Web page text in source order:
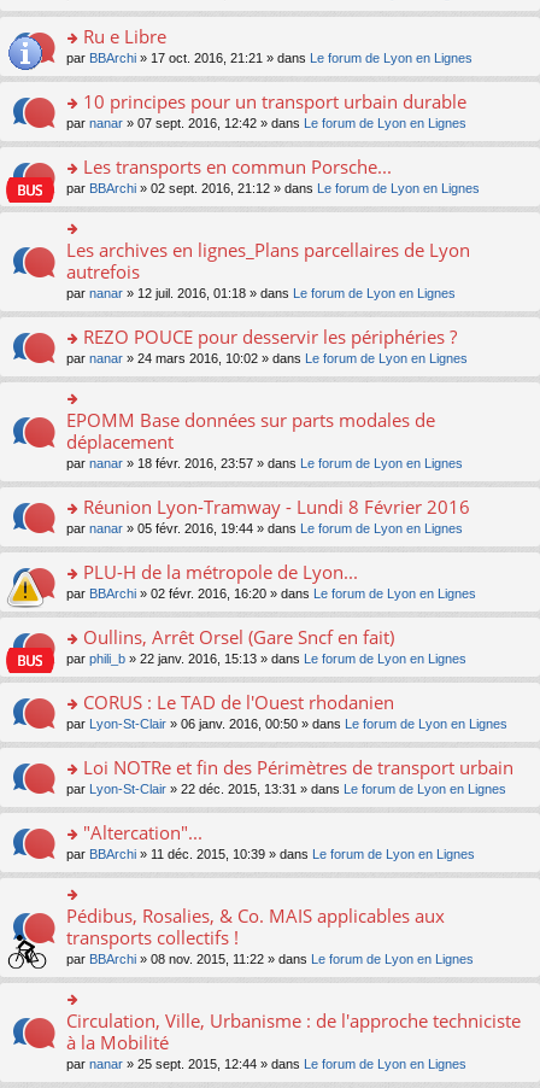
e
nt
u
ré
c
e
nt
n
le
pl
u
ré
c
e
nt
e
n
n
le
pl
u
ré
c
e
nt
a
g
e
n
n
le
pl
u
s
ré
c
e
nt
le
m
e
a
g
e
n
n
le
pl
u
s
e
nt
n
ult
er
le
m
e
a
g
e
n
o
lu
le
pl
u
s
c
nt
o
n
ult
er
le
m
e
s
g
e
n
o
lu
le
pl
u
s
ré
e
Ru e Libre
par BBArchi » 17 oct. 2016, 21:21 » dans Le forum de Lyon en Lignes
o
n
ult
er
le
m
s
a
e
n
o
n
lu
le
pl
u
s
ré
e
10 principes pour un transport urbain durable
par nanar » 07 sept. 2016, 12:42 » dans Le forum de Lyon en Lignes
o
n
s
ult
er
le
m
e
s
a
e
n
o
n
pl
u
s
ré
e
Les transports en commun Porsche...
par BBArchi » 02 sept. 2016, 21:12 » dans Le forum de Lyon en Lignes
n
ult
er
le
m
e
s
s
a
g
e
n
o
lu
le
pl
u
s
c
e
nt
Les archives en lignes_Plans parcellaires de Lyon
autrefois
par nanar » 12 juil. 2016, 01:18 » dans Le forum de Lyon en Lignes
o
n
s
ult
er
le
m
e
s
a
e
n
o
lu
le
pl
u
s
e
nt
REZO POUCE pour desservir les périphéries ?
par nanar » 24 mars 2016, 10:02 » dans Le forum de Lyon en Lignes
o
n
ult
er
le
m
e
s
a
g
e
n
lu
le
pl
u
ré
c
e
nt
EPOMM Base données sur parts modales de
déplacement
par nanar » 18 févr. 2016, 23:57 » dans Le forum de Lyon en Lignes
o
n
ult
er
le
m
e
a
g
e
n
n
le
pl
u
s
ré
c
e
nt
Réunion Lyon-Tramway - Lundi 8 Février 2016
par nanar » 05 févr. 2016, 19:44 » dans Le forum de Lyon en Lignes
o
n
ult
er
le
m
e
a
g
e
n
n
le
pl
u
s
c
nt
PLU-H de la métropole de Lyon...
par BBArchi » 02 févr. 2016, 16:20 » dans Le forum de Lyon en Lignes
o
n
ult
er
le
m
e
a
g
e
n
o
n
lu
le
pl
u
s
ré
e
Oullins, Arrêt Orsel (Gare Sncf en fait)
par phili_b » 22 janv. 2016, 15:13 » dans Le forum de Lyon en Lignes
o
n
ult
er
le
m
e
s
g
e
n
o
n
lu
le
pl
u
CORUS : Le TAD de l'Ouest rhodanien
par Lyon-St-Clair » 06 janv. 2016, 00:50 » dans Le forum de Lyon en Lignes
o
n
ult
er
le
m
e
s
a
e
n
o
n
Loi NOTRe et fin des Périmètres de transport urbain
par Lyon-St-Clair » 22 déc. 2015, 13:31 » dans Le forum de Lyon en Lignes
o
n
s
ult
er
le
m
e
s
s
a
g
e
"Altercation"...
par BBArchi » 11 déc. 2015, 10:39 » dans Le forum de Lyon en Lignes
o
n
ult
er
le
m
e
s
Pédibus, Rosalies, & Co. MAIS applicables aux
transports collectifs !
par BBArchi » 08 nov. 2015, 11:22 » dans Le forum de Lyon en Lignes
o
n
ult
Circulation, Ville, Urbanisme : de l'approche techniciste
à la Mobilité
par nanar » 25 sept. 2015, 12:44 » dans Le forum de Lyon en Lignes